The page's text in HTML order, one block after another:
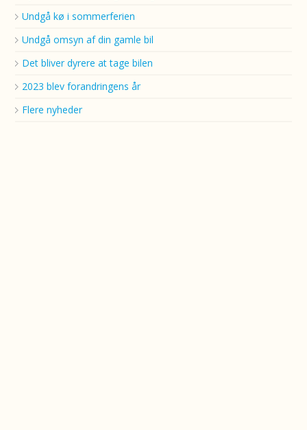
Undgå kø i sommerferien
Undgå omsyn af din gamle bil
Det bliver dyrere at tage bilen
2023 blev forandringens år
Flere nyheder